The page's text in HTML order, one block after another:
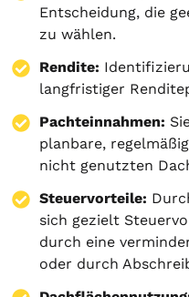
Entscheidung, die
zu wählen.
Rendite:
langfristiger
Pachteinnahmen:
planbare,
nicht genutzten
Steuervorteile:
sich gezielt
durch eine
oder durch